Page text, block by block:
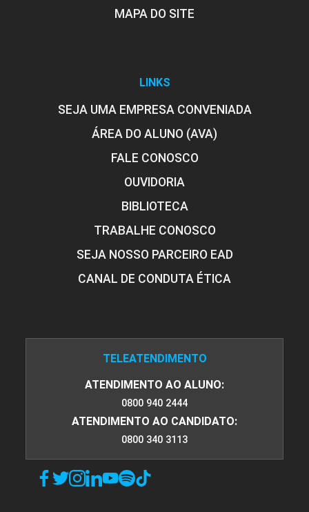
MAPA DO SITE
LINKS
SEJA UMA EMPRESA CONVENIADA
ÁREA DO ALUNO (AVA)
FALE CONOSCO
OUVIDORIA
BIBLIOTECA
TRABALHE CONOSCO
SEJA NOSSO PARCEIRO EAD
CANAL DE CONDUTA ÉTICA
TELEATENDIMENTO
ATENDIMENTO AO ALUNO:
0800 940 2444
ATENDIMENTO AO CANDIDATO:
0800 340 3113